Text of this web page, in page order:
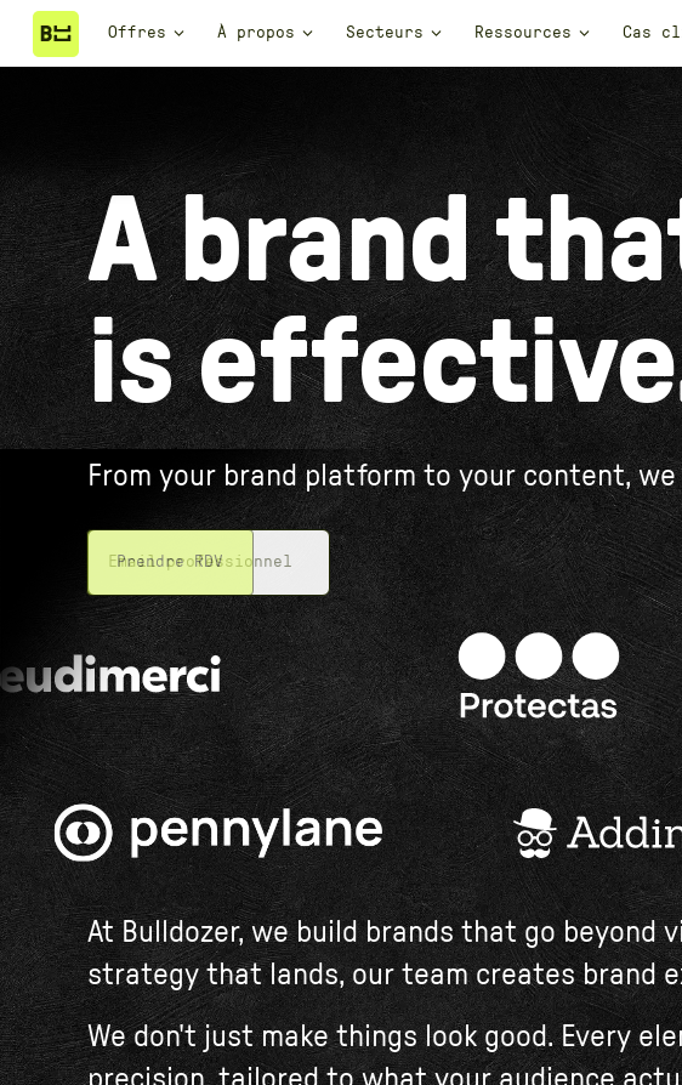
Offres À propos Secteurs Ressources Cas
BRAND & CONTENT BRAND & CONTENT
A brand
is
From your brand platform to your content,
At Bulldozer, we build brands that go
strategy that lands, our team creates brand
We don't just make things look good. Every